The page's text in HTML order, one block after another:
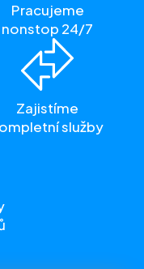
Pracujeme
nonstop 24/7
Zajistíme
služby